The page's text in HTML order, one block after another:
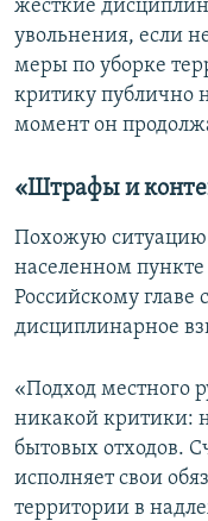
жесткие
увольнения, если
меры по уборке
критику публично
момент он
«Штрафы и
Похожую ситуацию
населенном
Российскому главе
дисциплинарное
«Подход местного
никакой критики:
бытовых отходов.
исполняет свои
территории в